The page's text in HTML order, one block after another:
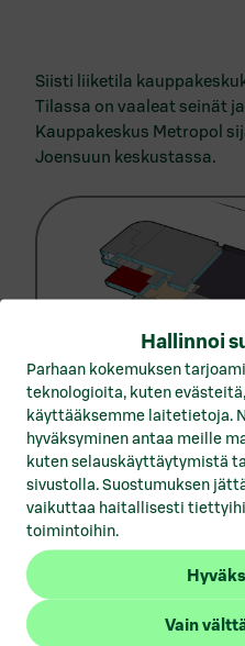
Hallinnoi
Parhaan kokemuksen
teknologioita, kuten
käyttääksemme laitetietoja.
hyväksyminen antaa meille
kuten selauskäyttäytymistä
sivustolla. Suostumuksen
vaikuttaa haitallisesti
toimintoihin.
Vain
Siisti liiketila
Tilassa on vaaleat seinät
Kauppakeskus Metropol
Joensuun keskustassa.
Avaintiedot
Vuokrattavat toimitilat Espoo
Vuokrattavat toimitilat
Vuokrattavat toimitilat
Vuokrattavat toimitilat
Vuokrattavat toimitilat
Vuokrattavat toimitilat Kotka
Vuokrattavat toimitilat
Vuokrattavat toimitilat Lahti
Vuokrattavat toimitilat Lohja
Vuokrattavat toimitilat
Vuokrattavat toimitilat Pori
Vuokrattavat toimitilat